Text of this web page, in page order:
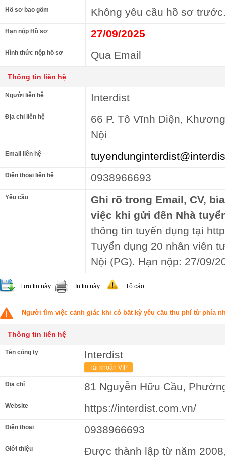
Hồ sơ bao gồm Không yêu cầu hồ sơ
Hạn nộp Hồ sơ 27/09/2025
Hình thức nộp hồ sơ Qua Email
Thông tin liên hệ
Người liên hệ Interdist
Địa chỉ liên hệ
66 P. Tô Vĩnh Diện,
Nội
Email liên hệ
Điện thoại liên hệ 0938966693
Yêu cầu
Ghi rõ trong Email, CV,
việc khi gửi đến Nhà
thông tin tuyển dụng tại
Tuyển dụng 20 nhân viên
Nội (PG). Hạn nộp: 27/09/
Lưu tin này In tin này Tố cáo
Người tìm việc cảnh giác khi có bất kỳ yêu cầu thu phí từ phía
Thông tin liên hệ
Tên công ty Interdist
Tài khoản VIP
Địa chỉ 81 Nguyễn Hữu Cầu,
Website https://interdist.com.vn/
Điện thoại 0938966693
Giới thiệu
Được thành lập từ năm